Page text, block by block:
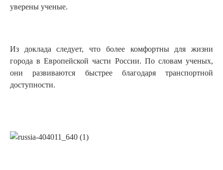
уверены ученые.
Из доклада следует, что более комфортны для жизни
города в Европейской части России. По словам ученых,
они развиваются быстрее благодаря транспортной
доступности.